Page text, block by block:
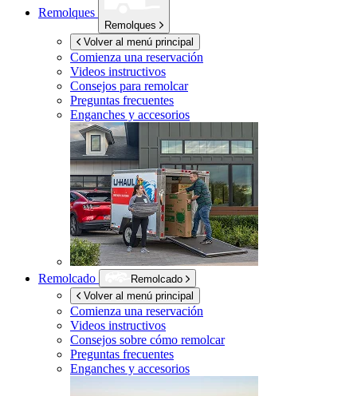
Remolques
Remolques
Volver al menú principal
Comienza una reservación
Videos instructivos
Consejos para remolcar
Preguntas frecuentes
Enganches y accesorios
Remolcado
Remolcado
Volver al menú principal
Comienza una reservación
Videos instructivos
Consejos sobre cómo remolcar
Preguntas frecuentes
Enganches y accesorios